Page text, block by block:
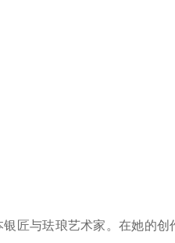
匠与珐琅艺术家。在她的